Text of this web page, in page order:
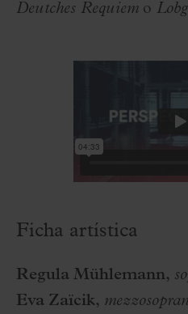
Deutches Requiem o
Ficha artística
Regula Mühlemann,
Eva Zaïcik,